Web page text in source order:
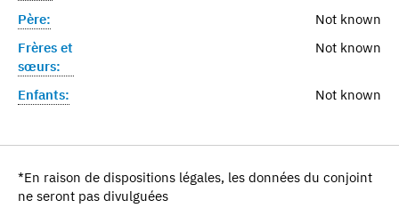
Père:
Not known
Frères et
sœurs:
Not known
Enfants: Not known
*En raison de dispositions légales, les données du conjoint
ne seront pas divulguées